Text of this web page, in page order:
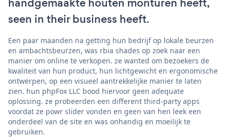
seen in their business heeft.
Een paar maanden na getting hun bedrijf op lokale beurzen
en ambachtsbeurzen, was rbia shades op zoek naar een
manier om online te verkopen. ze wanted om bezoekers de
kwaliteit van hun product, hun lichtgewicht en ergonomische
ontwerpen, op een visueel aantrekkelijke manier te laten
zien. hun phpFox LLC bood hiervoor geen adequate
oplossing. ze probeerden een different third-party apps
voordat ze powr slider vonden en geen van hen leek een
onderdeel van de site en was onhandig en moeilijk te
gebruiken.